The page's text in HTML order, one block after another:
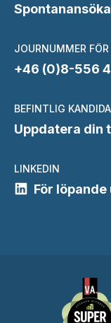
JOURNUMMER FÖR
+46 (0)8-556
BEFINTLIG
Uppdatera din
LINKEDIN
För